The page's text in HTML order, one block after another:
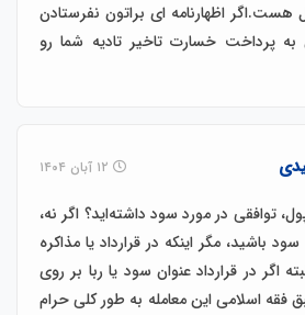
اظهارنامه ای براتون نفرستادن
پرداخت خسارت تاخیر تادیه شما رو
توافقی در مورد سود داشته‌اید؟ اگر نه،
باشید، مگر اینکه در قرارداد یا مذاکره
اگر در قرارداد عنوان سود یا ربا بر روی
اسلامی این معامله به طور کلی حرام